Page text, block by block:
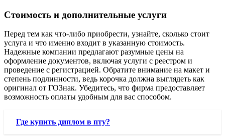
Стоимость и дополнительные услуги
Перед тем как что-либо приобрести, узнайте, сколько стоит
услуга и что именно входит в указанную стоимость.
Надежные компании предлагают разумные цены на
оформление документов, включая услуги с реестром и
проведение с регистрацией. Обратите внимание на макет и
степень подлинности, ведь корочка должна выглядеть как
оригинал от ГОЗнак. Убедитесь, что фирма предоставляет
возможность оплаты удобным для вас способом.
Где купить диплом в пту?